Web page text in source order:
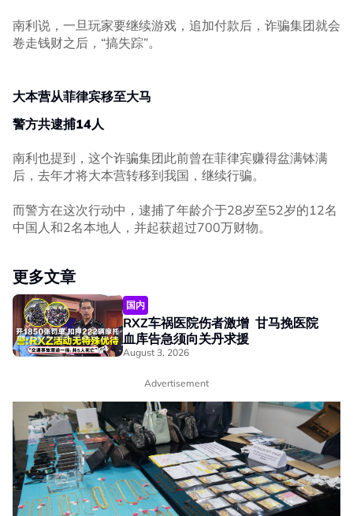
南利说，一旦玩家要继续游戏，追加付款后，诈骗集团就会
卷走钱财之后，“搞失踪”。
大本营从菲律宾移至大马
警方共逮捕14人
南利也提到，这个诈骗集团此前曾在菲律宾赚得盆满钵满
后，去年才将大本营转移到我国，继续行骗。
而警方在这次行动中，逮捕了年龄介于28岁至52岁的12名
中国人和2名本地人，并起获超过700万财物。
更多文章
国内
RXZ车祸医院伤者激增 甘马挽医院
血库告急须向关丹求援
August 3, 2026
Advertisement